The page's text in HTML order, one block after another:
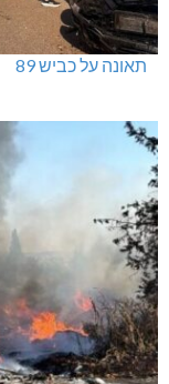
תאונה על כביש 89